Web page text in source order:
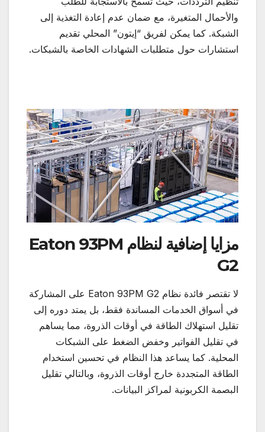
والأحمال المتغيرة، مع ضمان عدم إعادة التغذية إلى
الشبكة. كما يمكن لفريق “إيتون” المحلي تقديم
استشارات حول متطلبات الشهادات الخاصة بالشبكات.
مزايا إضافية لنظام Eaton 93PM
G2
لا تقتصر فائدة نظام Eaton 93PM G2 على المشاركة
في أسواق الخدمات المساندة فقط، بل يمتد دوره إلى
تقليل استهلاك الطاقة في أوقات الذروة، مما يساهم
في تقليل الفواتير وخفض الضغط على الشبكات
المحلية. كما يساعد هذا النظام في تحسين استخدام
الطاقة المتجددة خارج أوقات الذروة، وبالتالي تقليل
البصمة الكربونية لمراكز البيانات.